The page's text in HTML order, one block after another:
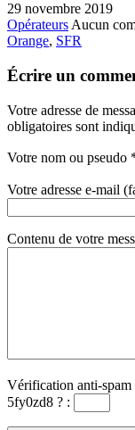
29 novembre 2019
Opérateurs Aucun
Orange, SFR
Écrire un
Votre adresse de
obligatoires sont
Votre nom ou pseudo
Votre adresse e-mail
Contenu de votre
Vérification anti-spam
5fy0zd8 ? :